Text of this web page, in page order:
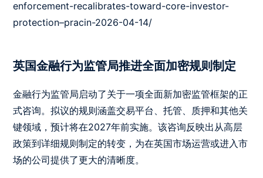
enforcement-recalibrates-toward-core-investor-
protection–pracin-2026-04-14/
英国金融行为监管局推进全面加密规则制定
金融行为监管局启动了关于一项全面新加密监管框架的正
式咨询。拟议的规则涵盖交易平台、托管、质押和其他关
键领域，预计将在2027年前实施。该咨询反映出从高层
政策到详细规则制定的转变，为在英国市场运营或进入市
场的公司提供了更大的清晰度。